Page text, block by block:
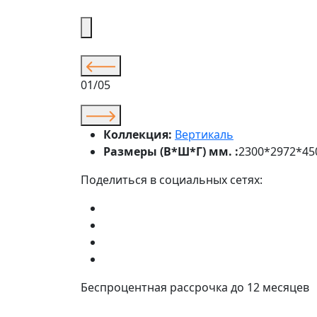
01/05
Коллекция: Вертикаль
Размеры (В*Ш*Г) мм. :
Поделиться в социальных сетях:
Беспроцентная рассрочка до 12 месяцев